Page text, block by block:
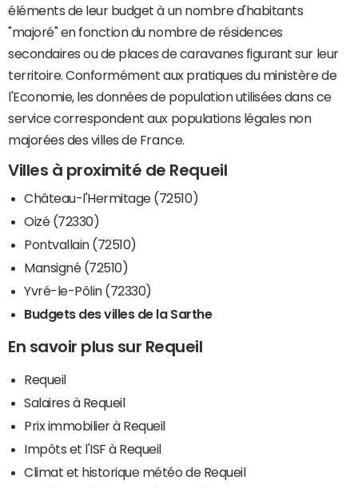
éléments de leur budget à un nombre d'habitants
"majoré" en fonction du nombre de résidences
secondaires ou de places de caravanes figurant sur leur
territoire. Conformément aux pratiques du ministère de
l'Economie, les données de population utilisées dans ce
service correspondent aux populations légales non
majorées des villes de France.
Villes à proximité de Requeil
Château-l'Hermitage (72510)
Oizé (72330)
Pontvallain (72510)
Mansigné (72510)
Yvré-le-Pôlin (72330)
Budgets des villes de la Sarthe
En savoir plus sur Requeil
Requeil
Salaires à Requeil
Prix immobilier à Requeil
Impôts et l'ISF à Requeil
Climat et historique météo de Requeil